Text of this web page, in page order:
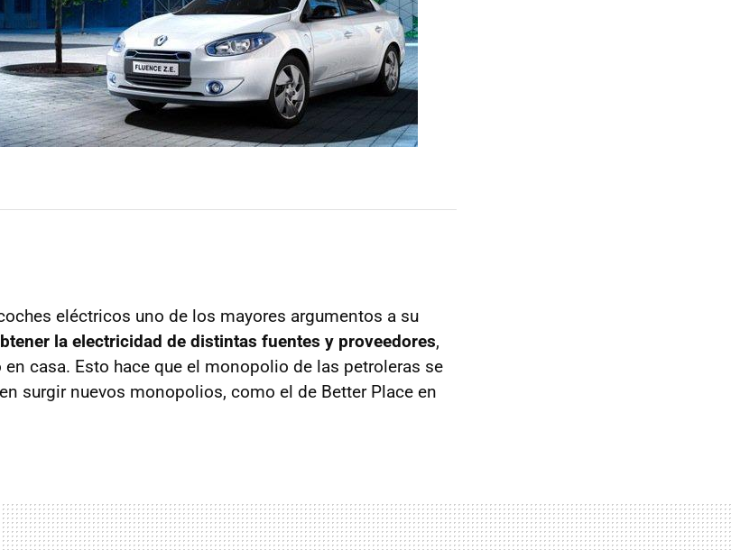
eléctricos uno de los mayores argumentos a su
la electricidad de distintas fuentes y proveedores,
casa. Esto hace que el monopolio de las petroleras se
surgir nuevos monopolios, como el de Better Place en